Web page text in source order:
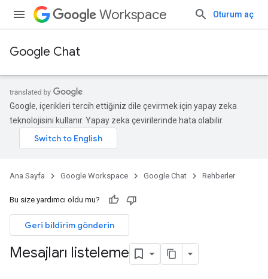
Workspace Oturum aç
Google Chat
Google, içerikleri tercih ettiğiniz dile çevirmek için yapay zeka
teknolojisini kullanır. Yapay zeka çevirilerinde hata olabilir.
Ana Sayfa Google Workspace Google Chat Rehberler
Bu size yardımcı oldu mu?
Geri bildirim gönderin
Mesajları listeleme